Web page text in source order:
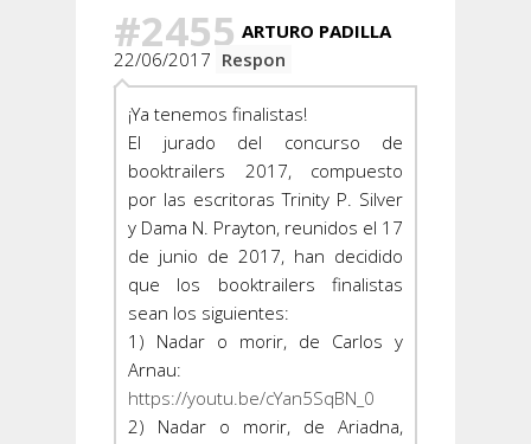
#2455 ARTURO PADILLA
22/06/2017 Respon
¡Ya tenemos finalistas!
El jurado del concurso de
booktrailers 2017, compuesto
por las escritoras Trinity P. Silver
y Dama N. Prayton, reunidos el 17
de junio de 2017, han decidido
que los booktrailers finalistas
sean los siguientes:
1) Nadar o morir, de Carlos y
Arnau:
https://youtu.be/cYan5SqBN_0
2) Nadar o morir, de Ariadna,